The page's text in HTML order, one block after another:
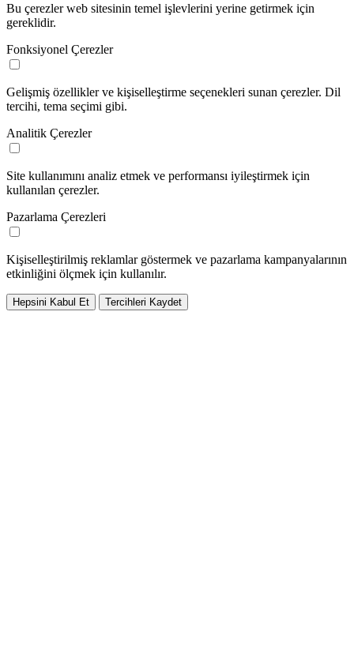
Bu çerezler web sitesinin temel işlevlerini yerine getirmek için
gereklidir.
Fonksiyonel Çerezler
Gelişmiş özellikler ve kişiselleştirme seçenekleri sunan çerezler. Dil
tercihi, tema seçimi gibi.
Analitik Çerezler
Site kullanımını analiz etmek ve performansı iyileştirmek için
kullanılan çerezler.
Pazarlama Çerezleri
Kişiselleştirilmiş reklamlar göstermek ve pazarlama kampanyalarının
etkinliğini ölçmek için kullanılır.
Hepsini Kabul Et Tercihleri Kaydet